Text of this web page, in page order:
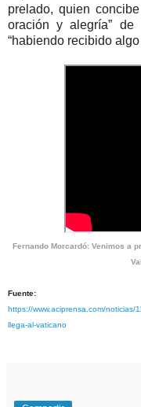
prelado, quien
oración y alegría”
“habiendo recibido
Fernando Morcardó: Venimos a
Fuente:
https://www.aciprensa.com/noticias/
llega-al-vaticano